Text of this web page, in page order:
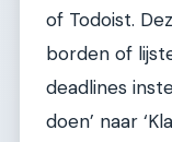
of Todoist.
borden of
deadlines
doen’ naar